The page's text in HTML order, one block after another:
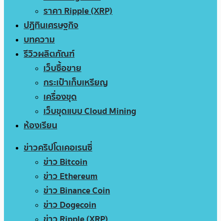
ราคา Ripple (XRP)
ปฏิทินเศรษฐกิจ
บทความ
รีวิวผลิตภัณฑ์
เว็บซื้อขาย
กระเป๋าเก็บเหรียญ
เครื่องขุด
เว็บขุดแบบ Cloud Mining
ห้องเรียน
ข่าวคริปโตเคอเรนซี่
ข่าว Bitcoin
ข่าว Ethereum
ข่าว Binance Coin
ข่าว Dogecoin